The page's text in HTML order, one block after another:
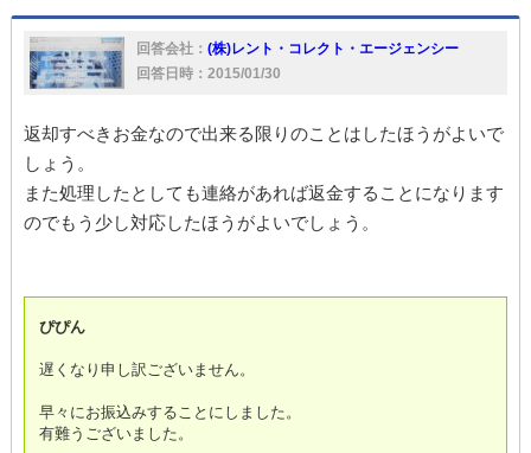
回答会社： (株)レント・コレクト・エージェンシー
回答日時：2015/01/30
返却すべきお金なので出来る限りのことはしたほうがよいで
しょう。
また処理したとしても連絡があれば返金することになります
のでもう少し対応したほうがよいでしょう。
ぴぴん
遅くなり申し訳ございません。
早々にお振込みすることにしました。
有難うございました。